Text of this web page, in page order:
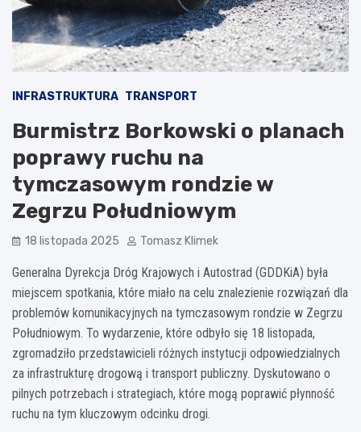
INFRASTRUKTURA TRANSPORT
Burmistrz Borkowski o planach
poprawy ruchu na
tymczasowym rondzie w
Zegrzu Południowym
18 listopada 2025 Tomasz Klimek
Generalna Dyrekcja Dróg Krajowych i Autostrad (GDDKiA) była
miejscem spotkania, które miało na celu znalezienie rozwiązań dla
problemów komunikacyjnych na tymczasowym rondzie w Zegrzu
Południowym. To wydarzenie, które odbyło się 18 listopada,
zgromadziło przedstawicieli różnych instytucji odpowiedzialnych
za infrastrukturę drogową i transport publiczny. Dyskutowano o
pilnych potrzebach i strategiach, które mogą poprawić płynność
ruchu na tym kluczowym odcinku drogi.